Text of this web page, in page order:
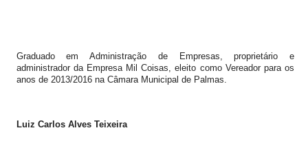
Graduado em Administração de Empresas, proprietário e
administrador da Empresa Mil Coisas, eleito como Vereador para os
anos de 2013/2016 na Câmara Municipal de Palmas.
Luiz Carlos Alves Teixeira